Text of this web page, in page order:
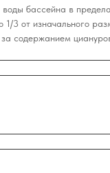
бассейна в
от изначального
содержанием